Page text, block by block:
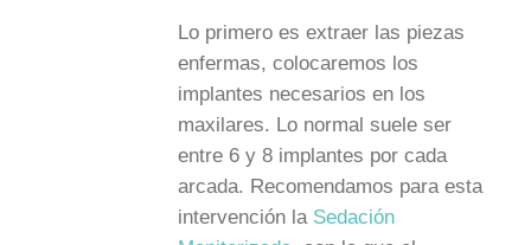
Lo primero es extraer las piezas
enfermas, colocaremos los
implantes necesarios en los
maxilares. Lo normal suele ser
entre 6 y 8 implantes por cada
arcada. Recomendamos para esta
intervención la Sedación